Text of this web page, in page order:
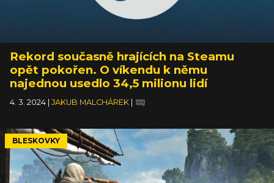
Rekord současně hrajících na Steamu
opět pokořen. O víkendu k němu
najednou usedlo 34,5 milionu lidí
4. 3. 2024 JAKUB MALCHÁREK
BLESKOVKY